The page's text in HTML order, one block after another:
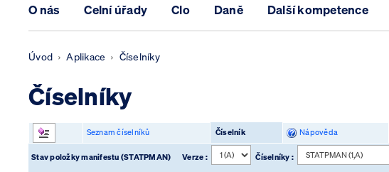
O nás Celní úřady Clo Daně Další kompetence
Úvod Aplikace Číselníky
Číselníky
Seznam číselníků Číselník Nápověda
Stav položky manifestu (STATPMAN) Verze : Číselníky :